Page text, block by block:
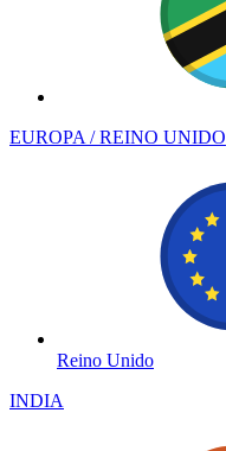
EUROPA / REINO UNIDO
Reino Unido
INDIA